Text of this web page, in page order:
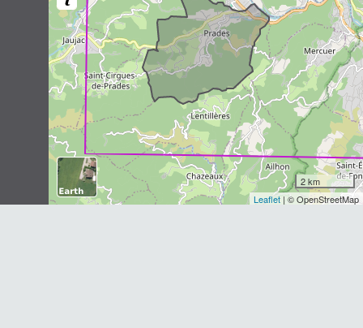
Dernière observation en1983 Fiche espèce
Mulot sylvestre
Apodemus sylvaticus(Linnaeus,
1758)
observations
Dernière observation en
1983 Fiche espèce
Blaireau européen
Meles meles(Linnaeus, 1758)
2observations
2 km
Leaflet | © OpenStreetMap